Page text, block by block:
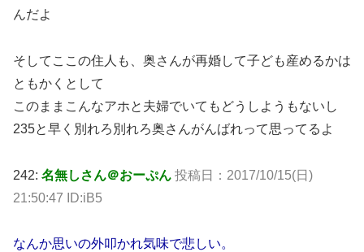
んだよ
そしてここの住人も、奥さんが再婚して子ども産めるかは
ともかくとして
このままこんなアホと夫婦でいてもどうしようもないし
235と早く別れろ別れろ奥さんがんばれって思ってるよ
242: 名無しさん＠おーぷん 投稿日：2017/10/15(日)
21:50:47 ID:iB5
なんか思いの外叩かれ気味で悲しい。